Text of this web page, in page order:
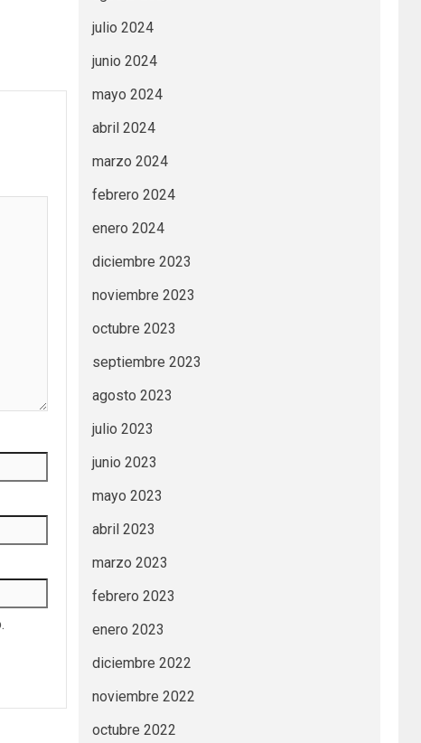
julio 2024
junio 2024
mayo 2024
abril 2024
marzo 2024
febrero 2024
enero 2024
diciembre 2023
noviembre 2023
octubre 2023
septiembre 2023
agosto 2023
julio 2023
junio 2023
mayo 2023
abril 2023
marzo 2023
febrero 2023
enero 2023
diciembre 2022
noviembre 2022
octubre 2022